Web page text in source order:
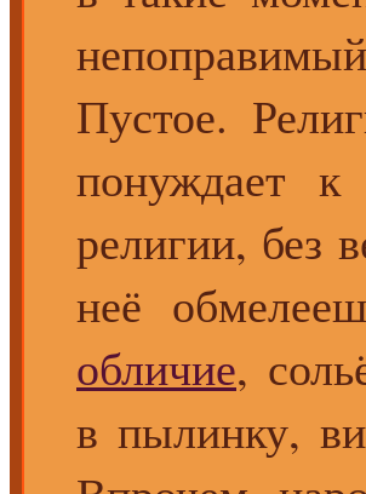
Пустое.
понуждает
религии, без
неё
обличие,
в пылинку,